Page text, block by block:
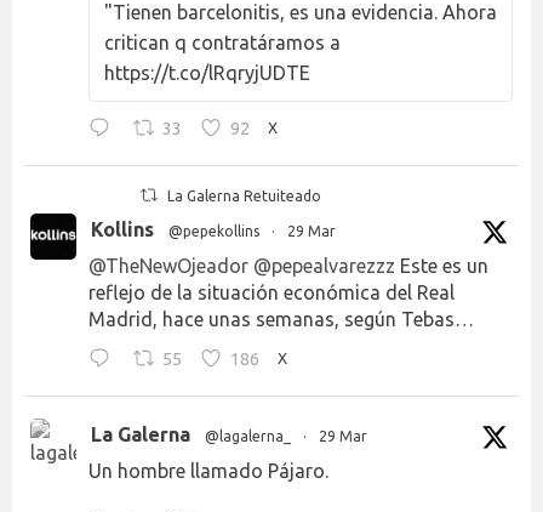
"Tienen barcelonitis, es una evidencia. Ahora
critican q contratáramos a
https://t.co/lRqryjUDTE
33 92 X
La Galerna Retuiteado
Kollins @pepekollins · 29 Mar
@TheNewOjeador @pepealvarezzz Este es un
reflejo de la situación económica del Real
Madrid, hace unas semanas, según Tebas…
55 186 X
La Galerna @lagalerna_ · 29 Mar
Un hombre llamado Pájaro.